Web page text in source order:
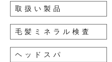
取扱い製品
毛髪ミネラル検査
ヘッドスパ